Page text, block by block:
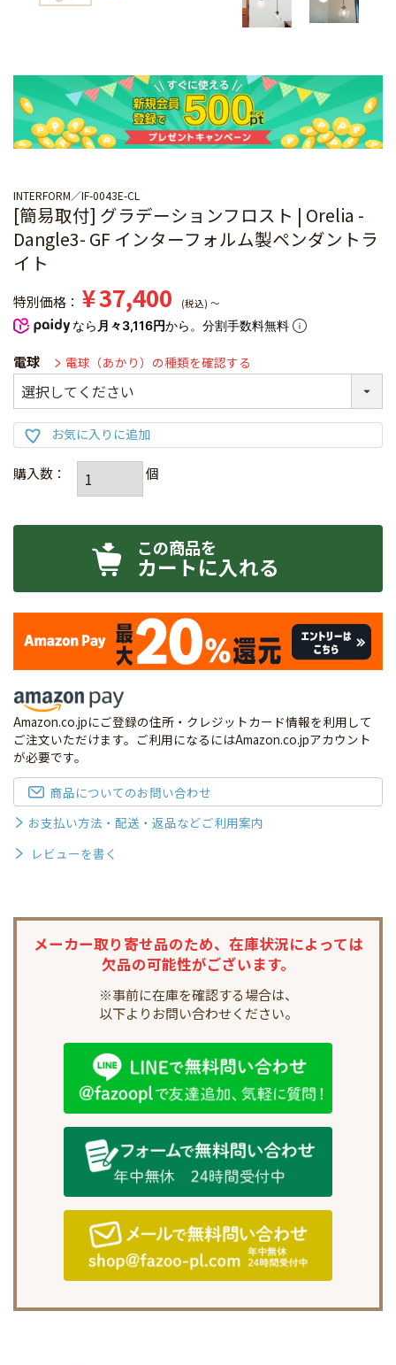
INTERFORM IF-0043E-CL
[簡易取付] グラデーションフロスト | Orelia -
Dangle3- GF インターフォルム製ペンダントラ
イト
特別価格 ¥37,400 税込 〜
なら 月々3,116円から。分割手数料無料
電球 電球（あかり）の種類を確認する
カートに入れる
Amazon.co.jpにご登録の住所・クレジットカード情報を利用して
ご注文いただけます。ご利用になるにはAmazon.co.jpアカウント
が必要です。
商品についてのお問い合わせ
お支払い方法・配送・返品などご利用案内
レビューを書く
メーカー取り寄せ品のため、 在庫状況によっては
欠品の可能性がございます。
※事前に在庫を確認する場合は、
以下よりお問い合わせください。